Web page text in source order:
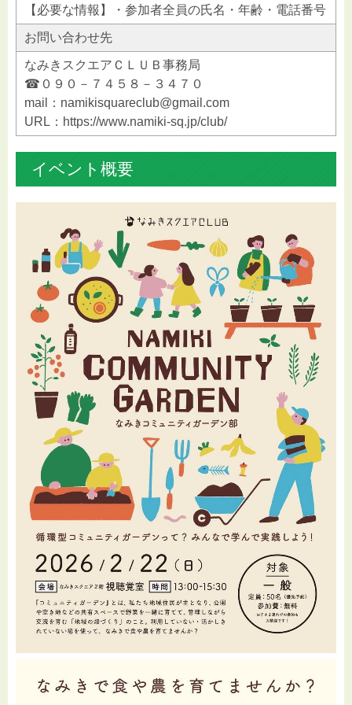
【必要な情報】・参加者全員の氏名・年齢・電話番号
お問い合わせ先
なみきスクエアＣＬＵＢ事務局
☎０９０－７４５８－３４７０
mail：namikisquareclub@gmail.com
URL：https://www.namiki-sq.jp/club/
イベント概要